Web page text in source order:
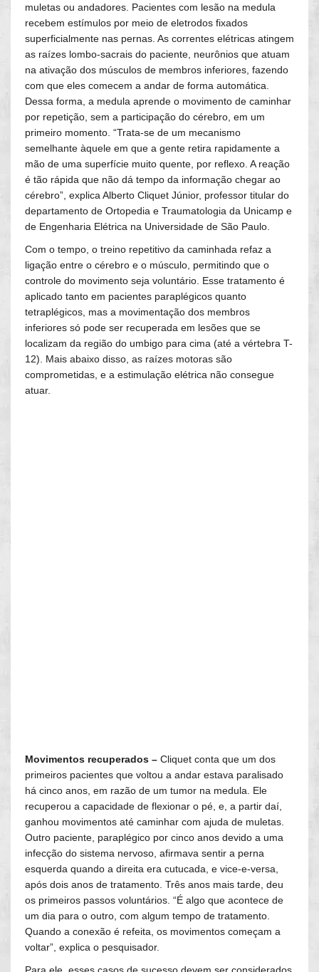
muletas ou andadores. Pacientes com lesão na medula
recebem estímulos por meio de eletrodos fixados
superficialmente nas pernas. As correntes elétricas atingem
as raízes lombo-sacrais do paciente, neurônios que atuam
na ativação dos músculos de membros inferiores, fazendo
com que eles comecem a andar de forma automática.
Dessa forma, a medula aprende o movimento de caminhar
por repetição, sem a participação do cérebro, em um
primeiro momento. “Trata-se de um mecanismo
semelhante àquele em que a gente retira rapidamente a
mão de uma superfície muito quente, por reflexo. A reação
é tão rápida que não dá tempo da informação chegar ao
cérebro”, explica Alberto Cliquet Júnior, professor titular do
departamento de Ortopedia e Traumatologia da Unicamp e
de Engenharia Elétrica na Universidade de São Paulo.
Com o tempo, o treino repetitivo da caminhada refaz a
ligação entre o cérebro e o músculo, permitindo que o
controle do movimento seja voluntário. Esse tratamento é
aplicado tanto em pacientes paraplégicos quanto
tetraplégicos, mas a movimentação dos membros
inferiores só pode ser recuperada em lesões que se
localizam da região do umbigo para cima (até a vértebra T-
12). Mais abaixo disso, as raízes motoras são
comprometidas, e a estimulação elétrica não consegue
atuar.
Movimentos recuperados – Cliquet conta que um dos
primeiros pacientes que voltou a andar estava paralisado
há cinco anos, em razão de um tumor na medula. Ele
recuperou a capacidade de flexionar o pé, e, a partir daí,
ganhou movimentos até caminhar com ajuda de muletas.
Outro paciente, paraplégico por cinco anos devido a uma
infecção do sistema nervoso, afirmava sentir a perna
esquerda quando a direita era cutucada, e vice-e-versa,
após dois anos de tratamento. Três anos mais tarde, deu
os primeiros passos voluntários. “É algo que acontece de
um dia para o outro, com algum tempo de tratamento.
Quando a conexão é refeita, os movimentos começam a
voltar”, explica o pesquisador.